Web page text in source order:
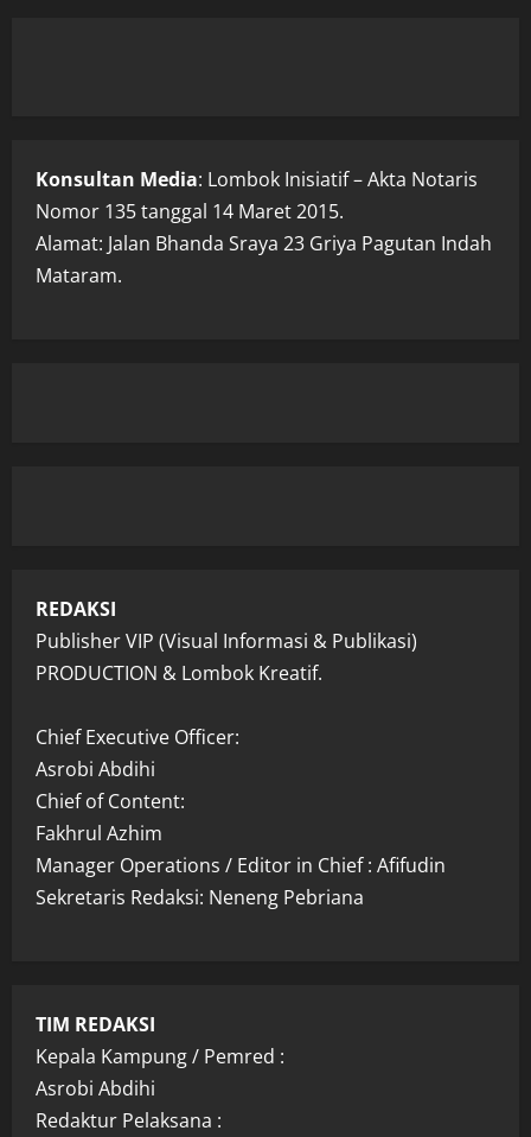
Konsultan Media: Lombok Inisiatif – Akta Notaris
Nomor 135 tanggal 14 Maret 2015.
Alamat: Jalan Bhanda Sraya 23 Griya Pagutan Indah
Mataram.
REDAKSI
Publisher VIP (Visual Informasi & Publikasi)
PRODUCTION & Lombok Kreatif.
Chief Executive Officer:
Asrobi Abdihi
Chief of Content:
Fakhrul Azhim
Manager Operations / Editor in Chief : Afifudin
Sekretaris Redaksi: Neneng Pebriana
TIM REDAKSI
Kepala Kampung / Pemred :
Asrobi Abdihi
Redaktur Pelaksana :